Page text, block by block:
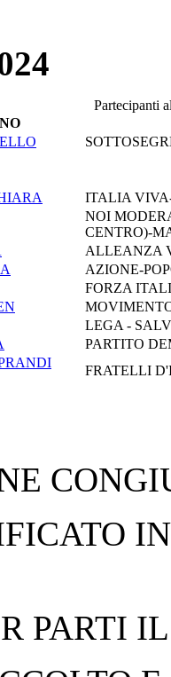
Partecipanti
ITALIA
NOI
CENTRO)-
ALLEANZA
AZIONE-
FORZA
LEGA -
PARTITO
FRATELLI
PARTI